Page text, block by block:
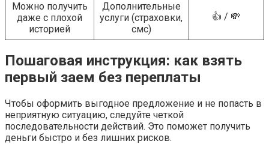
Можно получить
даже с плохой
историей
Дополнительные
услуги (страховки,
смс)
👍 / 💸
Пошаговая инструкция: как взять
первый заем без переплаты
Чтобы оформить выгодное предложение и не попасть в
неприятную ситуацию, следуйте четкой
последовательности действий. Это поможет получить
деньги быстро и без лишних рисков.